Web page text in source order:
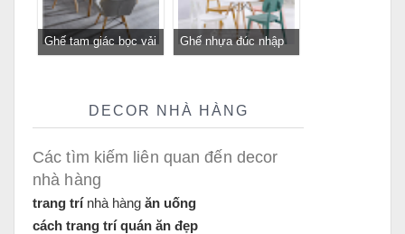
Tp.HCM
Ghế tam giác bọc vải
bố GLM12B-ghế tiếp
tại Tp.HCM
Ghế nhựa đúc nhập
khẩu GLM117- ghế
Tp.HCM
DECOR NHÀ HÀNG
Các tìm kiếm liên quan đến decor
nhà hàng
trang trínhà hàng ăn uống
cách trang trí quán ăn đẹp